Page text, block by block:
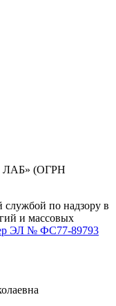
ЛАБ» (ОГРН
службой по надзору в
и массовых
ЭЛ № ФС77-89793